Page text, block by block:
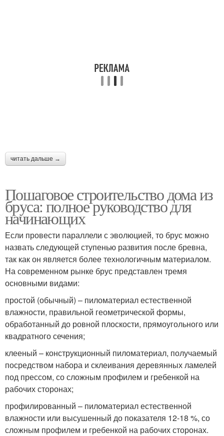
читать дальше →
Пошаговое строительство дома из
бруса: полное руководство для
начинающих
Если провести параллели с эволюцией, то брус можно
назвать следующей ступенью развития после бревна,
так как он является более технологичным материалом.
На современном рынке брус представлен тремя
основными видами:
простой (обычный) – пиломатериал естественной
влажности, правильной геометрической формы,
обработанный до ровной плоскости, прямоугольного или
квадратного сечения;
клееный – конструкционный пиломатериал, получаемый
посредством набора и склеивания деревянных ламелей
под прессом, со сложным профилем и гребенкой на
рабочих сторонах;
профилированный – пиломатериал естественной
влажности или высушенный до показателя 12-18 %, со
сложным профилем и гребенкой на рабочих сторонах.